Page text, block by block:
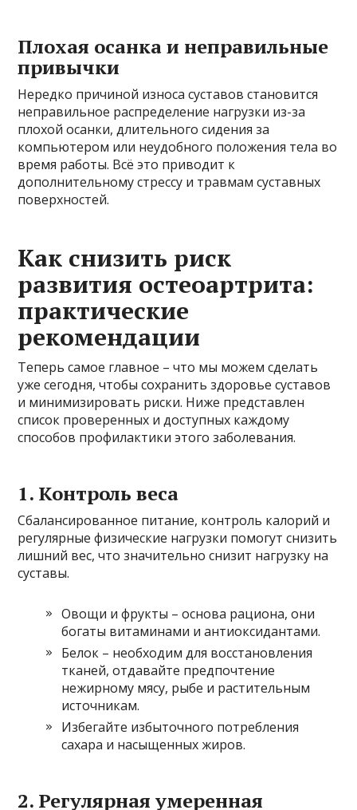
Плохая осанка и неправильные
привычки
Нередко причиной износа суставов становится
неправильное распределение нагрузки из-за
плохой осанки, длительного сидения за
компьютером или неудобного положения тела во
время работы. Всё это приводит к
дополнительному стрессу и травмам суставных
поверхностей.
Как снизить риск
развития остеоартрита:
практические
рекомендации
Теперь самое главное – что мы можем сделать
уже сегодня, чтобы сохранить здоровье суставов
и минимизировать риски. Ниже представлен
список проверенных и доступных каждому
способов профилактики этого заболевания.
1. Контроль веса
Сбалансированное питание, контроль калорий и
регулярные физические нагрузки помогут снизить
лишний вес, что значительно снизит нагрузку на
суставы.
Овощи и фрукты – основа рациона, они
богаты витаминами и антиоксидантами.
Белок – необходим для восстановления
тканей, отдавайте предпочтение
нежирному мясу, рыбе и растительным
источникам.
Избегайте избыточного потребления
сахара и насыщенных жиров.
2. Регулярная умеренная